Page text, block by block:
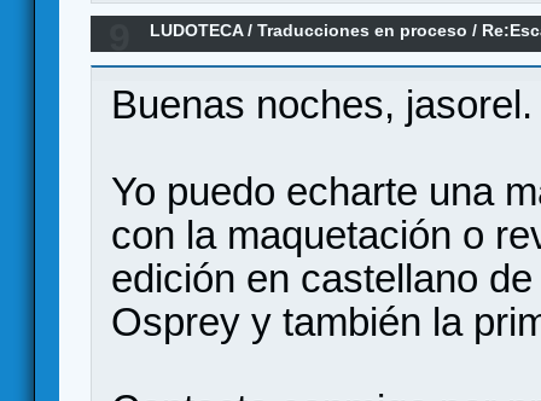
LUDOTECA/Traducciones en proceso /
Buenas noches, jasorel.
Yo puedo echarte una
con la maquetación o
edición en castellano
Osprey y también la